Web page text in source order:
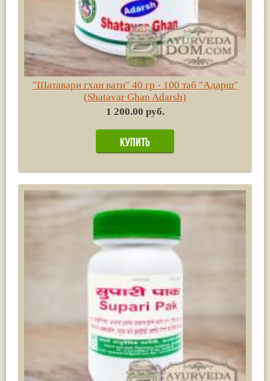
"Шатавари гхан вати" 40 гр - 100 таб "Адарш"
(Shatavar Ghan Adarsh)
1 200.00 руб.